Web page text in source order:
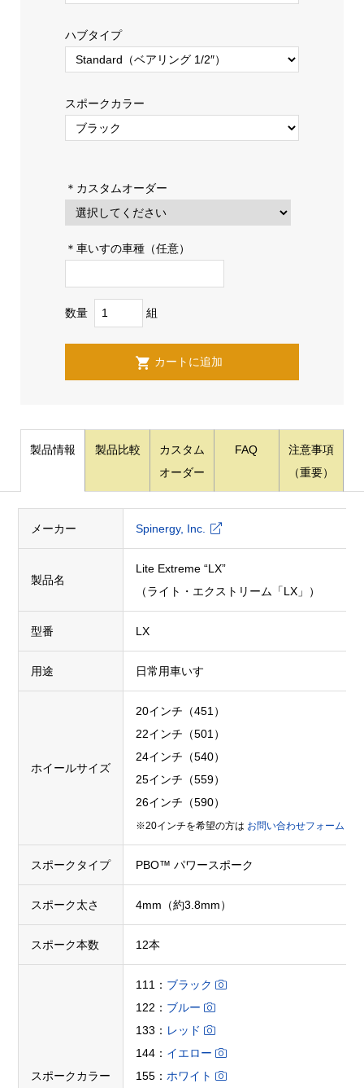
ハブタイプ
スポークカラー
＊カスタムオーダー
＊車いすの車種（任意）
数量 組
製品情報 製品比較
カスタム
オーダー
FAQ
注意事項
（重要）
メーカー Spinergy, Inc.
製品名
Lite Extreme “LX”
（ライト・エクストリーム「LX」）
型番 LX
用途 日常用車いす
ホイールサイズ
20インチ（451）
22インチ（501）
24インチ（540）
25インチ（559）
26インチ（590）
※20インチを希望の方は お問い合わせフォーム
スポークタイプ PBO™ パワースポーク
スポーク太さ 4mm（約3.8mm）
スポーク本数 12本
スポークカラー
111： ブラック
122： ブルー
133： レッド
144： イエロー
155：ホワイト